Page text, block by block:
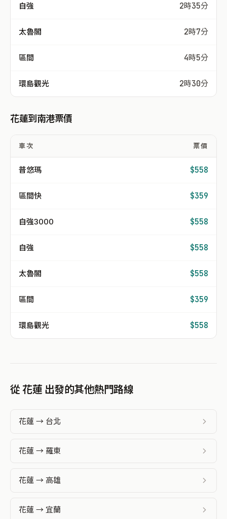
自強 2時35分
太魯閣 2時7分
區間 4時5分
環島觀光 2時30分
花蓮到南港票價
車次 票價
普悠瑪 $558
區間快 $359
自強3000 $558
自強 $558
太魯閣 $558
區間 $359
環島觀光 $558
從 花蓮 出發的其他熱門路線
花蓮 → 台北
花蓮 → 羅東
花蓮 → 高雄
花蓮 → 宜蘭